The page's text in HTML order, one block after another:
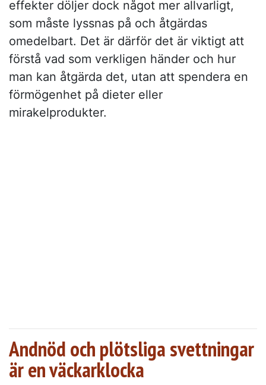
effekter döljer dock något mer allvarligt,
som måste lyssnas på och åtgärdas
omedelbart. Det är därför det är viktigt att
förstå vad som verkligen händer och hur
man kan åtgärda det, utan att spendera en
förmögenhet på dieter eller
mirakelprodukter.
Andnöd och plötsliga svettningar
är en väckarklocka